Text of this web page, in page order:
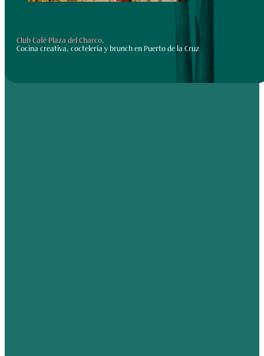
Club Café Plaza del Charco,
Cocina creativa, coctelería y brunch en Puerto de la Cruz